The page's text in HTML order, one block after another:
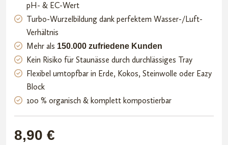
pH- & EC-Wert
Turbo-Wurzelbildung dank perfektem Wasser-/Luft-
Verhältnis
Mehr als 150.000 zufriedene Kunden
Kein Risiko für Staunässe durch durchlässiges Tray
Flexibel umtopfbar in Erde, Kokos, Steinwolle oder Eazy
Block
100 % organisch & komplett kompostierbar
8,90 €